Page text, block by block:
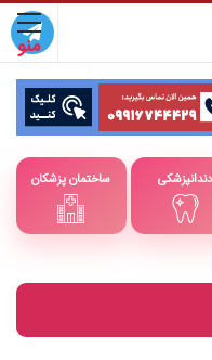
ساختمان پزشکان دندانپزشکی